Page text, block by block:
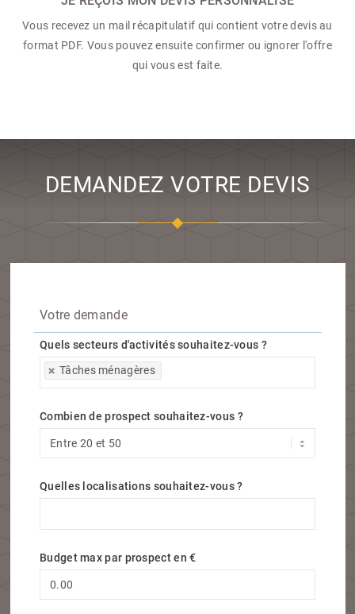
Vous recevez un mail récapitulatif qui contient votre devis au
format PDF. Vous pouvez ensuite confirmer ou ignorer l'offre
qui vous est faite.
DEMANDEZ VOTRE DEVIS
Votre demande
Quels secteurs d'activités souhaitez-vous ?
Tâches ménagères
Quels secteurs d'activités souhaitez-vous ?
Combien de prospect souhaitez-vous ?
Quelles localisations souhaitez-vous ?
Budget max par prospect en €